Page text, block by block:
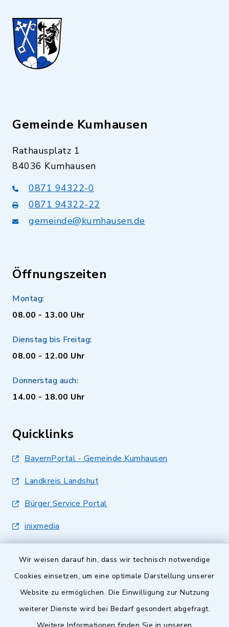
Wir weisen darauf hin, dass wir technisch notwendige
Cookies einsetzen, um eine optimale Darstellung unserer
Website zu ermöglichen. Die Einwilligung zur Nutzung
weiterer Dienste wird bei Bedarf gesondert abgefragt.
Gemeinde Kumhausen
Rathausplatz 1
84036 Kumhausen
0871 94322-0
0871 94322-22
gemeinde@kumhausen.de
Öffnungszeiten
Montag:
08.00 - 13.00 Uhr
Dienstag bis Freitag:
08.00 - 12.00 Uhr
Donnerstag auch:
14.00 - 18.00 Uhr
Quicklinks
BayernPortal - Gemeinde Kumhausen
Landkreis Landshut
Bürger Service Portal
inixmedia